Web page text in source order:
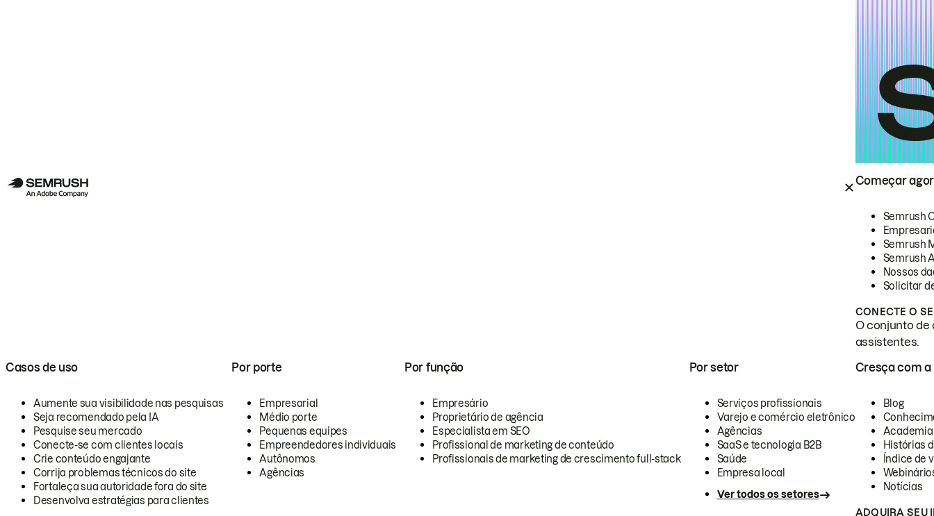
Começar
Semrush
Semrush
Semrush
Nossos
Solicitar
CONECTE O
O conjunto de
assistentes.
Casos de uso
Aumente sua visibilidade nas pesquisas
Seja recomendado pela IA
Pesquise seu mercado
Conecte-se com clientes locais
Crie conteúdo engajante
Corrija problemas técnicos do site
Fortaleça sua autoridade fora do site
Desenvolva estratégias para clientes
Por porte
Empresarial
Médio porte
Pequenas equipes
Empreendedores individuais
Autônomos
Agências
Por função
Empresário
Proprietário de agência
Especialista em SEO
Profissional de marketing de conteúdo
Profissionais de marketing de crescimento full-stack
Por setor
Serviços profissionais
Varejo e comércio eletrônico
Agências
SaaS e tecnologia B2B
Saúde
Empresa local
Ver todos os setores
Cresça com a
Blog
Academia
Histórias
Índice de
Notícias
ADQUIRA SEU